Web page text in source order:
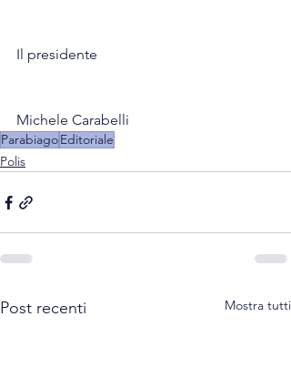
Il presidente
Michele Carabelli
ParabiagoEditoriale
Polis
Post recenti Mostra tutti